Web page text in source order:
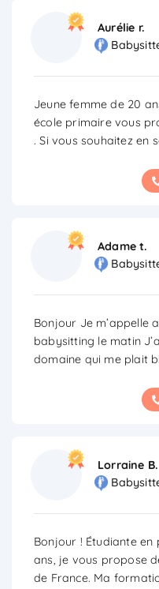
Aurélie r.
Jeune femme de 20
école primaire vous
. Si vous souhaitez en
Adame t.
Bonjour Je m’appelle
babysitting le matin
domaine qui me plait
Lorraine B.
Bonjour ! Étudiante en
ans, je vous propose
de France. Ma